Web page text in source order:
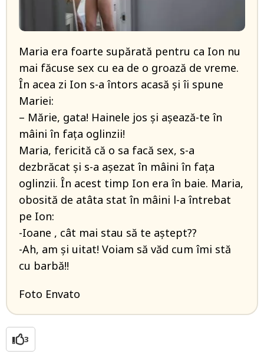
Maria era foarte supărată pentru ca Ion nu
mai făcuse sex cu ea de o groază de vreme.
În acea zi Ion s-a întors acasă și îi spune
Mariei:
– Mărie, gata! Hainele jos și așează-te în
mâini în fața oglinzii!
Maria, fericită că o sa facă sex, s-a
dezbrăcat și s-a așezat în mâini în fața
oglinzii. În acest timp Ion era în baie. Maria,
obosită de atâta stat în mâini l-a întrebat
pe Ion:
-Ioane , cât mai stau să te aștept??
-Ah, am și uitat! Voiam să văd cum îmi stă
cu barbă!!
Foto Envato
3